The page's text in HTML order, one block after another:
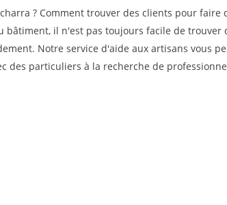
? Comment trouver des clients pour faire
bâtiment, il n'est pas toujours facile de trouver
Notre service d'aide aux artisans vous
des particuliers à la recherche de